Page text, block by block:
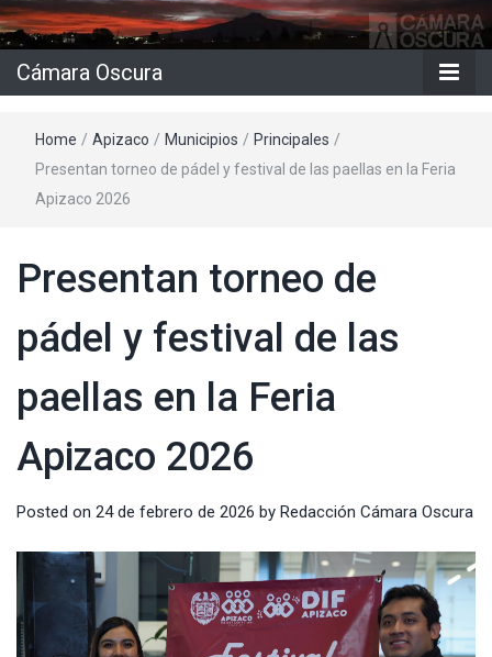
Oscura
Cámara Oscura
Home / Apizaco / Municipios / Principales /
Presentan torneo de pádel y festival de las paellas en la Feria
Apizaco 2026
Presentan torneo de
pádel y festival de las
paellas en la Feria
Apizaco 2026
Posted on 24 de febrero de 2026 by Redacción Cámara Oscura